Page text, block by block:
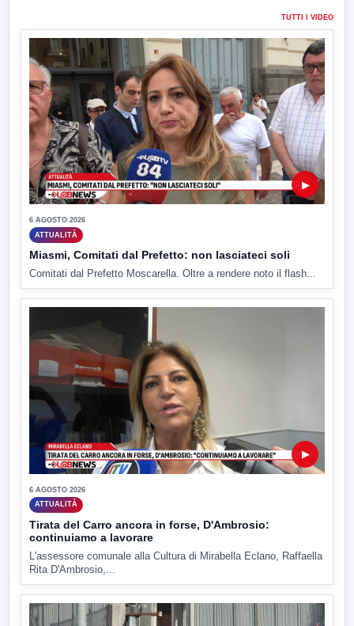
TUTTI I VIDEO
▶
6 AGOSTO 2026
ATTUALITÀ
Miasmi, Comitati dal Prefetto: non lasciateci soli
Comitati dal Prefetto Moscarella. Oltre a rendere noto il flash...
▶
6 AGOSTO 2026
ATTUALITÀ
Tirata del Carro ancora in forse, D'Ambrosio:
continuiamo a lavorare
L'assessore comunale alla Cultura di Mirabella Eclano, Raffaella
Rita D'Ambrosio,...